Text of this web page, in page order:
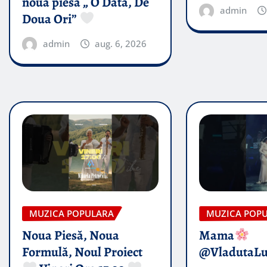
Doua Ori”
admin aug. 6, 2026
admin
MUZICA POPULARA
Noua Piesă, Noua
Formulă, Noul Proiect
MUZICA
Mama